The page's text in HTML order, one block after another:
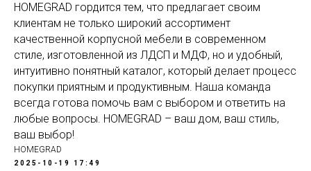
HOMEGRAD гордится тем, что предлагает своим
клиентам не только широкий ассортимент
качественной корпусной мебели в современном
стиле, изготовленной из ЛДСП и МДФ, но и удобный,
интуитивно понятный каталог, который делает процесс
покупки приятным и продуктивным. Наша команда
всегда готова помочь вам с выбором и ответить на
любые вопросы. HOMEGRAD – ваш дом, ваш стиль,
ваш выбор!
HOMEGRAD
2025-10-19 17:49